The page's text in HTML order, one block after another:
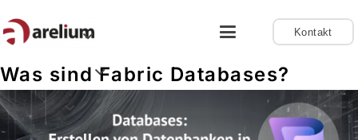
Kontakt
Was sind Fabric Databases?